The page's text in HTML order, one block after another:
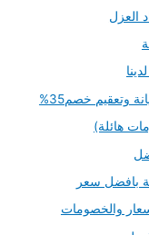
العزل
وتعقيم خصم35%
هائلة)
بافضل سعر
والخصومات